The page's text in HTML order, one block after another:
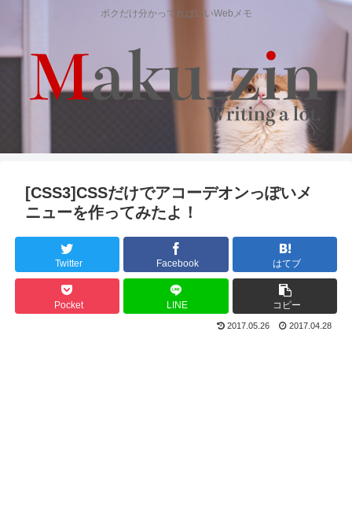
ボクだけ分かってればいいWebメモ
[CSS3]CSSだけでアコーデオンっぽいメ
ニューを作ってみたよ！
Twitter Facebook はてブ
Pocket LINE コピー
2017.05.26 2017.04.28